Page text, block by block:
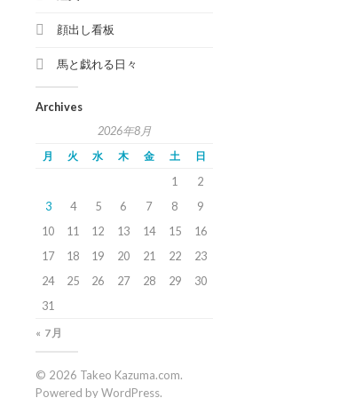
顔出し看板
馬と戯れる日々
Archives
2026年8月
月 火 水 木 金 土 日
« 7月
1
2
3
4 5 6 7 8
9
10
11 12 13 14 15
16
17
18 19 20 21 22
23
24
25 26 27 28 29
30
31
© 2026 Takeo Kazuma.com.
Powered byWordPress.